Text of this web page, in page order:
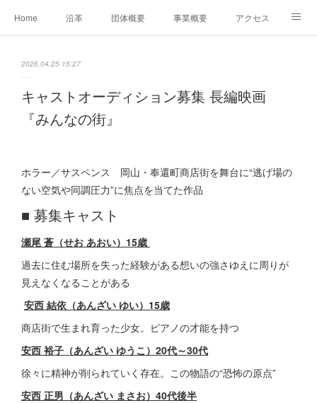
Home 沿革 団体概要 事業概要 アクセス
2026.04.25 15:27
キャストオーディション募集 長編映画
『みんなの街』
ホラー／サスペンス 岡山・奉還町商店街を舞台に“逃げ場の
ない空気や同調圧力”に焦点を当てた作品
■ 募集キャスト
瀬尾 蒼（せお あおい）15歳
過去に住む場所を失った経験がある想いの強さゆえに周りが
見えなくなることがある
安西 結依（あんざい ゆい）15歳
商店街で生まれ育った少女。ピアノの才能を持つ
安西 裕子（あんざい ゆうこ）20代～30代
徐々に精神が削られていく存在。この物語の“恐怖の原点”
安西 正男（あんざい まさお）40代後半